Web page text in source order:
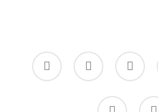
facebook
google-
plus
instagram
phone email